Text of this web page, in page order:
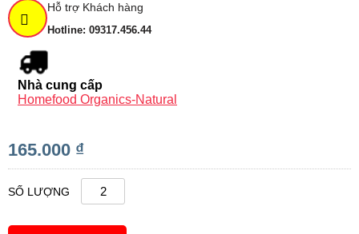
Hỗ trợ Khách hàng
Hotline: 09317.456.44
Nhà cung cấp
Homefood Organics-Natural
165.000 ₫
SỐ LƯỢNG